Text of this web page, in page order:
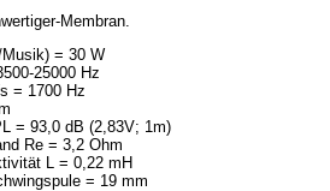
Membran.
= 30 W
25000 Hz
= 1700 Hz
= 93,0 dB (2,83V; 1m)
Re = 3,2 Ohm
L = 0,22 mH
= 19 mm